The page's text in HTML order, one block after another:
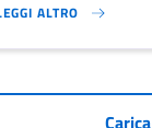
LUGLIO; 3-14
ALTRO
BOSCHIVI: